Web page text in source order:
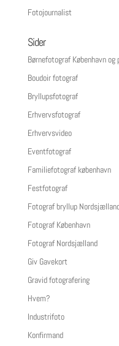
Fotojournalist
Sider
Børnefotograf København
Boudoir fotograf
Bryllupsfotograf
Erhvervsfotograf
Erhvervsvideo
Eventfotograf
Familiefotograf københavn
Festfotograf
Fotograf bryllup
Fotograf København
Fotograf Nordsjælland
Giv Gavekort
Gravid fotografering
Hvem?
Industrifoto
Konfirmand